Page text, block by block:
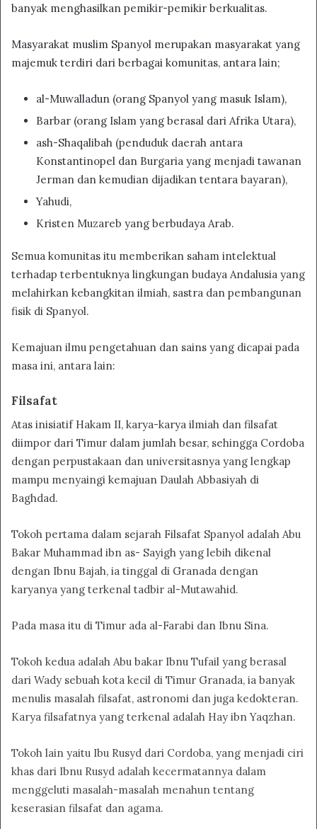
banyak menghasilkan pemikir-pemikir berkualitas.
Masyarakat muslim Spanyol merupakan masyarakat yang
majemuk terdiri dari berbagai komunitas, antara lain;
al-Muwalladun (orang Spanyol yang masuk Islam),
Barbar (orang Islam yang berasal dari Afrika Utara),
ash-Shaqalibah (penduduk daerah antara
Konstantinopel dan Burgaria yang menjadi tawanan
Jerman dan kemudian dijadikan tentara bayaran),
Yahudi,
Kristen Muzareb yang berbudaya Arab.
Semua komunitas itu memberikan saham intelektual
terhadap terbentuknya lingkungan budaya Andalusia yang
melahirkan kebangkitan ilmiah, sastra dan pembangunan
fisik di Spanyol.
Kemajuan ilmu pengetahuan dan sains yang dicapai pada
masa ini, antara lain:
Filsafat
Atas inisiatif Hakam II, karya-karya ilmiah dan filsafat
diimpor dari Timur dalam jumlah besar, sehingga Cordoba
dengan perpustakaan dan universitasnya yang lengkap
mampu menyaingi kemajuan Daulah Abbasiyah di
Baghdad.
Tokoh pertama dalam sejarah Filsafat Spanyol adalah Abu
Bakar Muhammad ibn as- Sayigh yang lebih dikenal
dengan Ibnu Bajah, ia tinggal di Granada dengan
karyanya yang terkenal tadbir al-Mutawahid.
Pada masa itu di Timur ada al-Farabi dan Ibnu Sina.
Tokoh kedua adalah Abu bakar Ibnu Tufail yang berasal
dari Wady sebuah kota kecil di Timur Granada, ia banyak
menulis masalah filsafat, astronomi dan juga kedokteran.
Karya filsafatnya yang terkenal adalah Hay ibn Yaqzhan.
Tokoh lain yaitu Ibu Rusyd dari Cordoba, yang menjadi ciri
khas dari Ibnu Rusyd adalah kecermatannya dalam
menggeluti masalah-masalah menahun tentang
keserasian filsafat dan agama.